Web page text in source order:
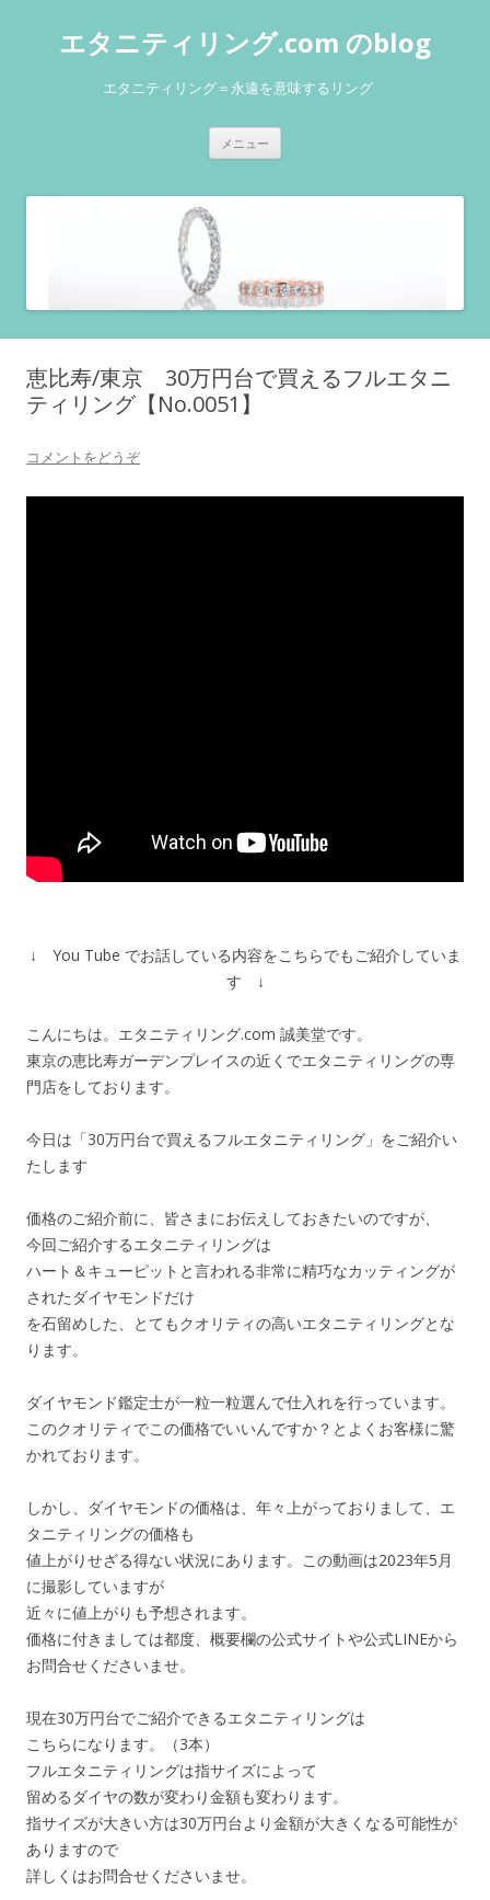
エタニティリング.com のblog
エタニティリング＝永遠を意味するリング
メニュー
恵比寿/東京 30万円台で買えるフルエタニ
ティリング【No.0051】
コメントをどうぞ
↓ You Tube でお話している内容をこちらでもご紹介していま
す ↓
こんにちは。エタニティリング.com 誠美堂です。
東京の恵比寿ガーデンプレイスの近くでエタニティリングの専
門店をしております。
今日は「30万円台で買えるフルエタニティリング」をご紹介い
たします
価格のご紹介前に、皆さまにお伝えしておきたいのですが、
今回ご紹介するエタニティリングは
ハート＆キューピットと言われる非常に精巧なカッティングが
されたダイヤモンドだけ
を石留めした、とてもクオリティの高いエタニティリングとな
ります。
ダイヤモンド鑑定士が一粒一粒選んで仕入れを行っています。
このクオリティでこの価格でいいんですか？とよくお客様に驚
かれております。
しかし、ダイヤモンドの価格は、年々上がっておりまして、エ
タニティリングの価格も
値上がりせざる得ない状況にあります。この動画は2023年5月
に撮影していますが
近々に値上がりも予想されます。
価格に付きましては都度、概要欄の公式サイトや公式LINEから
お問合せくださいませ。
現在30万円台でご紹介できるエタニティリングは
こちらになります。（3本）
フルエタニティリングは指サイズによって
留めるダイヤの数が変わり金額も変わります。
指サイズが大きい方は30万円台より金額が大きくなる可能性が
ありますので
詳しくはお問合せくださいませ。